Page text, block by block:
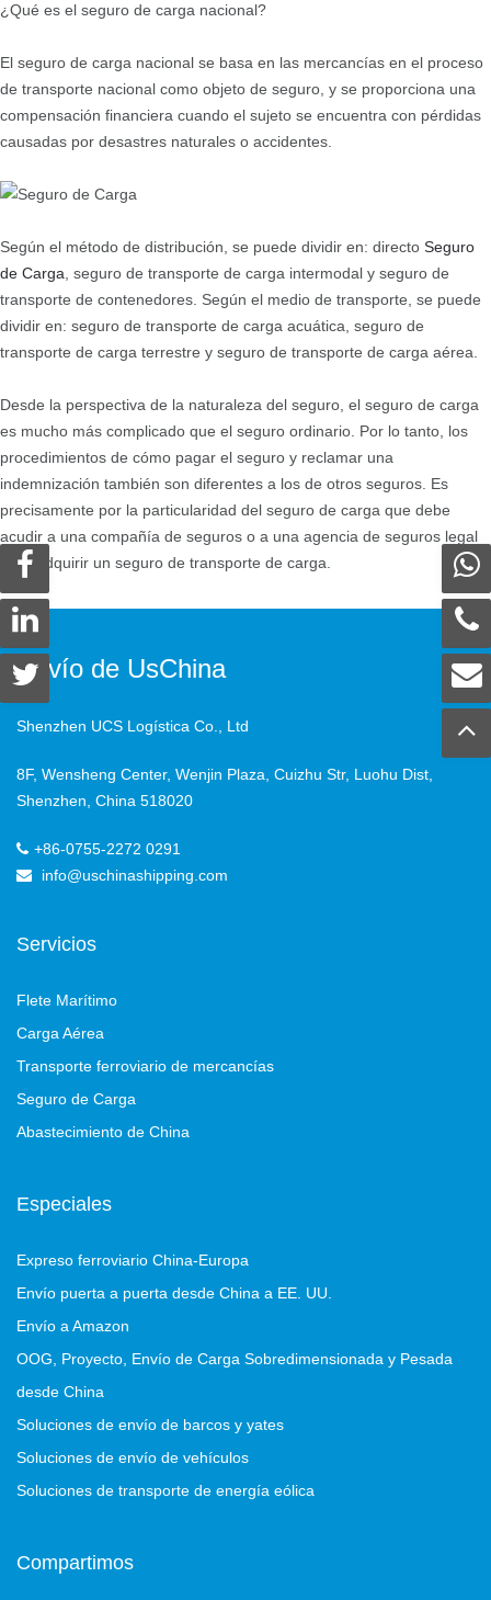
¿Qué es el seguro de carga nacional?
El seguro de carga nacional se basa en las mercancías en el proceso
de transporte nacional como objeto de seguro, y se proporciona una
compensación financiera cuando el sujeto se encuentra con pérdidas
causadas por desastres naturales o accidentes.
Según el método de distribución, se puede dividir en: directo Seguro
de Carga, seguro de transporte de carga intermodal y seguro de
transporte de contenedores. Según el medio de transporte, se puede
dividir en: seguro de transporte de carga acuática, seguro de
transporte de carga terrestre y seguro de transporte de carga aérea.
Desde la perspectiva de la naturaleza del seguro, el seguro de carga
es mucho más complicado que el seguro ordinario. Por lo tanto, los
procedimientos de cómo pagar el seguro y reclamar una
indemnización también son diferentes a los de otros seguros. Es
precisamente por la particularidad del seguro de carga que debe
acudir a una compañía de seguros o a una agencia de seguros legal
para adquirir un seguro de transporte de carga.
Envío de UsChina
Shenzhen UCS Logística Co., Ltd
8F, Wensheng Center, Wenjin Plaza, Cuizhu Str, Luohu Dist,
Shenzhen, China 518020
+86-0755-2272 0291
info@uschinashipping.com
Servicios
Flete Marítimo
Carga Aérea
Transporte ferroviario de mercancías
Seguro de Carga
Abastecimiento de China
Especiales
Expreso ferroviario China-Europa
Envío puerta a puerta desde China a EE. UU.
Envío a Amazon
OOG, Proyecto, Envío de Carga Sobredimensionada y Pesada
desde China
Soluciones de envío de barcos y yates
Soluciones de envío de vehículos
Soluciones de transporte de energía eólica
Compartimos